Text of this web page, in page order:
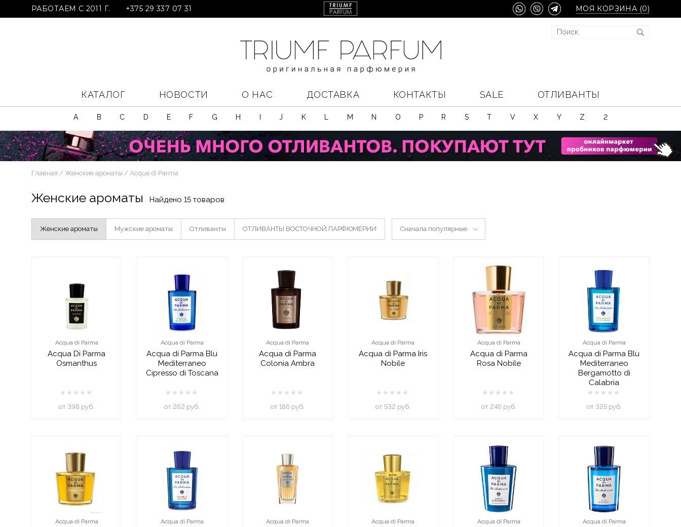
РАБОТАЕМ С 2011 Г. +375 29 337 07 31 МОЯ КОРЗИНА (0)
КАТАЛОГ НОВОСТИ О НАС ДОСТАВКА КОНТАКТЫ SALE ОТЛИВАНТЫ
A B C D E F G H J K M N O P R S T V X Y Z 2
Главная Женские ароматы Acqua di Parma
Женские ароматы Найдено 15 товаров
Женские ароматы Мужские ароматы Отливанты ОТЛИВАНТЫ ВОСТОЧНОЙ ПАРФЮМЕРИИ Сначала популярные
Acqua di Parma
Acqua Di Parma
Osmanthus
oт 398 руб.
Acqua di Parma
Acqua di Parma Blu
Mediterraneo
Cipresso di Toscana
oт 262 руб.
Acqua di Parma
Acqua di Parma
Colonia Ambra
oт 186 руб.
Acqua di Parma
Acqua di Parma Iris
Nobile
oт 532 руб.
Acqua di Parma
Acqua di Parma
Rosa Nobile
oт 246 руб.
Acqua di Parma
Acqua di Parma Blu
Mediterraneo
Bergamotto di
Calabria
oт 325 руб.
Acqua di Parma Acqua di Parma Acqua di Parma Acqua di Parma Acqua di Parma Acqua di Parma